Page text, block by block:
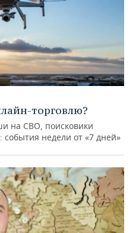
торговлю?
на СВО, поисковики
недели от «7 дней»